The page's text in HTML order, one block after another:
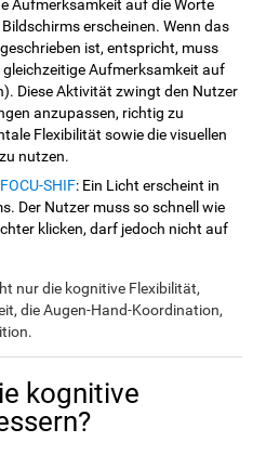
Aufmerksamkeit auf die Worte
erscheinen. Wenn das
ist, entspricht, muss
Aufmerksamkeit auf
Diese Aktivität zwingt den Nutzer
anzupassen, richtig zu
Flexibilität sowie die visuellen
nutzen.
SHIF: Ein Licht erscheint in
Der Nutzer muss so schnell wie
klicken, darf jedoch nicht auf
nur die kognitive Flexibilität,
die Augen-Hand-Koordination,
kognitive